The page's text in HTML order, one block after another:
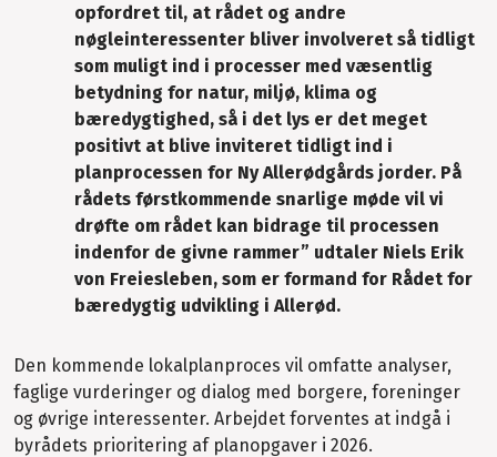
opfordret til, at rådet og andre
nøgleinteressenter bliver involveret så tidligt
som muligt ind i processer med væsentlig
betydning for natur, miljø, klima og
bæredygtighed, så i det lys er det meget
positivt at blive inviteret tidligt ind i
planprocessen for Ny Allerødgårds jorder. På
rådets førstkommende snarlige møde vil vi
drøfte om rådet kan bidrage til processen
indenfor de givne rammer” udtaler Niels Erik
von Freiesleben, som er formand for Rådet for
bæredygtig udvikling i Allerød.
Den kommende lokalplanproces vil omfatte analyser,
faglige vurderinger og dialog med borgere, foreninger
og øvrige interessenter. Arbejdet forventes at indgå i
byrådets prioritering af planopgaver i 2026.